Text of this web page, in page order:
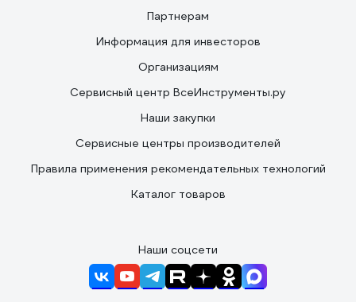
Партнерам
Информация для инвесторов
Организациям
Сервисный центр ВсеИнструменты.ру
Наши закупки
Сервисные центры производителей
Правила применения рекомендательных технологий
Каталог товаров
Наши соцсети